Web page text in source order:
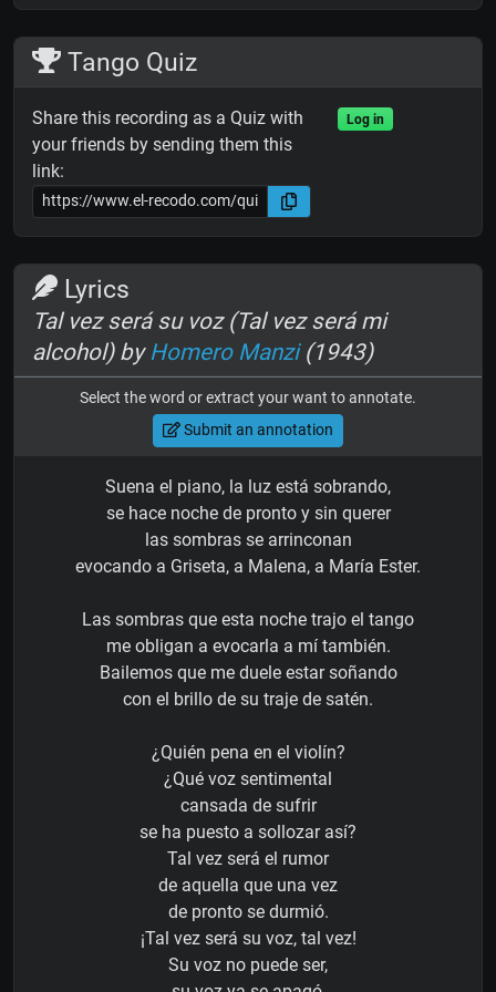
Tango Quiz
Share this recording as a Quiz with
your friends by sending them this
link:
Log in
Lyrics
Tal vez será su voz (Tal vez será mi
alcohol) by Homero Manzi(1943)
Select the word or extract your want to annotate.
Submit an annotation
Suena el piano, la luz está sobrando,
se hace noche de pronto y sin querer
las sombras se arrinconan
evocando a Griseta, a Malena, a María Ester.
Las sombras que esta noche trajo el tango
me obligan a evocarla a mí también.
Bailemos que me duele estar soñando
con el brillo de su traje de satén.
¿Quién pena en el violín?
¿Qué voz sentimental
cansada de sufrir
se ha puesto a sollozar así?
Tal vez será el rumor
de aquella que una vez
de pronto se durmió.
¡Tal vez será su voz, tal vez!
Su voz no puede ser,